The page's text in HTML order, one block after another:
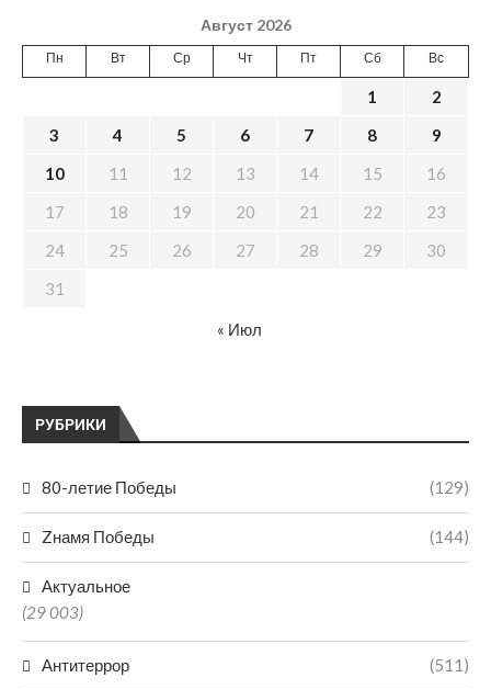
РУБРИКИ
80-летие Победы (129)
Zнамя Победы (144)
Актуальное
(29 003)
Антитеррор (511)
Август 2026
Пн Вт Ср Чт Пт Сб Вс
1
2
3
4 5 6 7 8
9
10
11 12 13 14 15
16
17
18 19 20 21 22
23
24
25 26 27 28 29
30
31
« Июл